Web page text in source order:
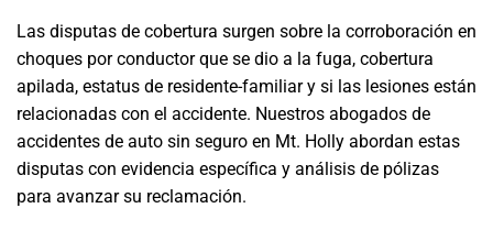
Las disputas de cobertura surgen sobre la corroboración en
choques por conductor que se dio a la fuga, cobertura
apilada, estatus de residente-familiar y si las lesiones están
relacionadas con el accidente. Nuestros abogados de
accidentes de auto sin seguro en Mt. Holly abordan estas
disputas con evidencia específica y análisis de pólizas
para avanzar su reclamación.